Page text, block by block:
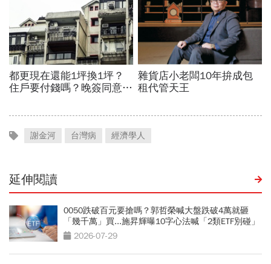
謝金河 台灣病 經濟學人
延伸閱讀
0050跌破百元要搶嗎？郭哲榮喊大盤跌破4萬就砸
「幾千萬」買...施昇輝曝10字心法喊「2類ETF別碰」
2026-07-29